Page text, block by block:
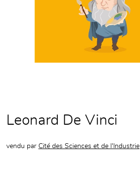
Leonard De Vinci
vendu par Cité des Sciences et de l'Industrie